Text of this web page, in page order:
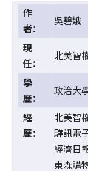
作
者：
吳碧娥
現
任：
北美智
學
歷：
政治大
經
歷：
北美智
驊訊電
經濟日
東森購